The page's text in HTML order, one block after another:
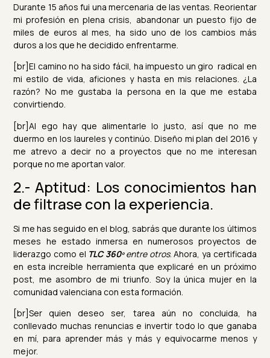
Durante 15 años fui una mercenaria de las ventas. Reorientar
mi profesión en plena crisis, abandonar un puesto fijo de
miles de euros al mes, ha sido uno de los cambios más
duros a los que he decidido enfrentarme.
[br]El camino no ha sido fácil, ha impuesto un giro radical en
mi estilo de vida, aficiones y hasta en mis relaciones. ¿La
razón? No me gustaba la persona en la que me estaba
convirtiendo.
[br]Al ego hay que alimentarle lo justo, así que no me
duermo en los laureles y continúo. Diseño mi plan del 2016 y
me atrevo a decir no a proyectos que no me interesan
porque no me aportan valor.
2.- Aptitud: Los conocimientos han
de filtrase con la experiencia.
Si me has seguido en el blog, sabrás que durante los últimos
meses he estado inmersa en numerosos proyectos de
liderazgo como el TLC360ºentre otros. Ahora, ya certificada
en esta increíble herramienta que explicaré en un próximo
post, me asombro de mi triunfo. Soy la única mujer en la
comunidad valenciana con esta formación.
[br]Ser quien deseo ser, tarea aún no concluida, ha
conllevado muchas renuncias e invertir todo lo que ganaba
en mí, para aprender más y más y equivocarme menos y
mejor.